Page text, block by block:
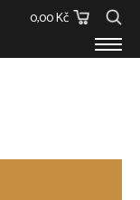
0,00 Kč
Spojovací materiál